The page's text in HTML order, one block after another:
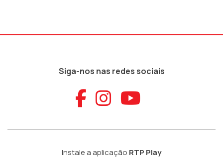
Siga-nos nas redes sociais
Aceder ao
Aceder ao
Aceder
Instale a aplicação RTP Play